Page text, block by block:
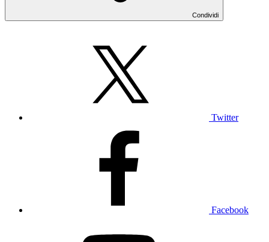
Condividi
Twitter
Facebook